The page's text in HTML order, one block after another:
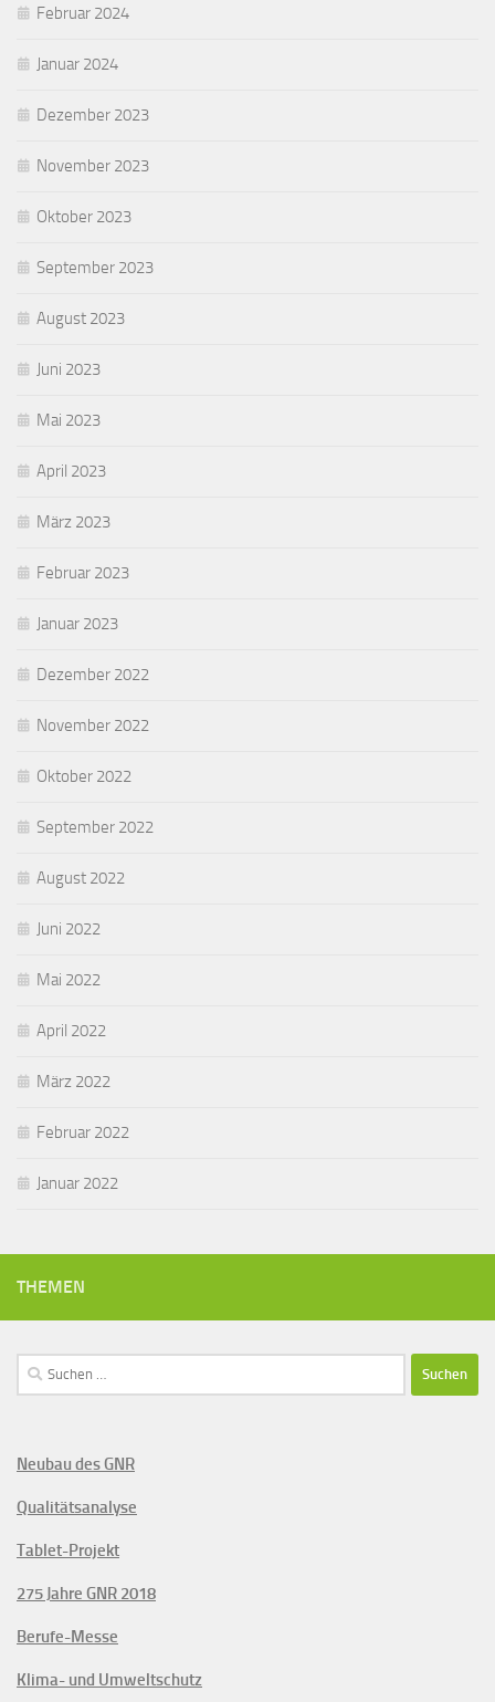
Februar 2024
Januar 2024
Dezember 2023
November 2023
Oktober 2023
September 2023
August 2023
Juni 2023
Mai 2023
April 2023
März 2023
Februar 2023
Januar 2023
Dezember 2022
November 2022
Oktober 2022
September 2022
August 2022
Juni 2022
Mai 2022
April 2022
März 2022
Februar 2022
Januar 2022
THEMEN
Suchen
nach:
Neubau des GNR
Qualitätsanalyse
Tablet-Projekt
275 Jahre GNR 2018
Berufe-Messe
Klima- und Umweltschutz